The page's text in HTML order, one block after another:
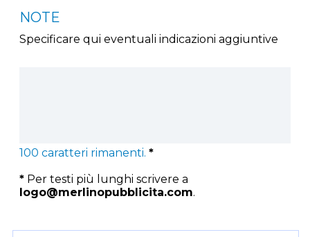
NOTE
Specificare qui eventuali indicazioni aggiuntive
100 caratteri rimanenti. *
* Per testi più lunghi scrivere a
logo@merlinopubblicita.com.